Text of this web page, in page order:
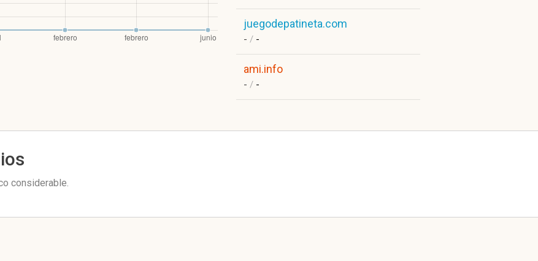
juegodepatineta.com
- / -
ami.info
- / -
considerable.